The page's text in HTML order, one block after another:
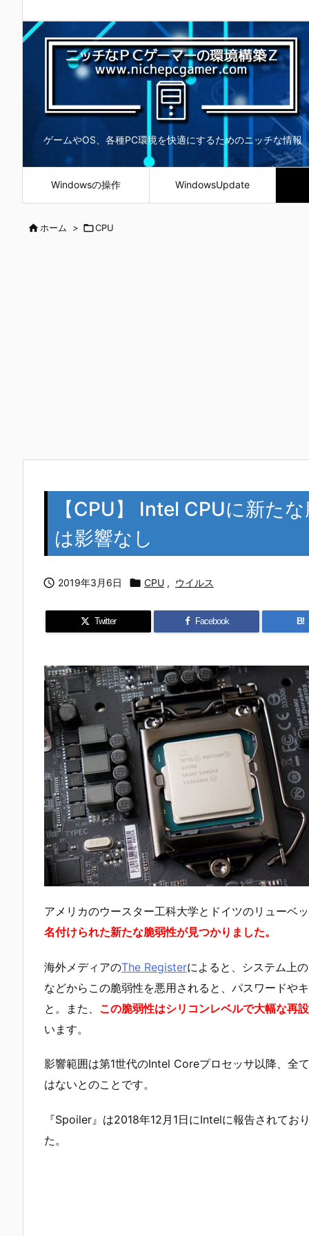
ゲームやOS、各種PC環境を快適にするためのニッチな情報
Windowsの操作 WindowsUpdate
ホーム > CPU
【CPU】 Intel CPUに新た
は影響なし
 2019年3月6日  CPU , ウイルス
Twitter Facebook B!
アメリカのウースター工科大学とドイツのリューベ
名付けられた新たな脆弱性が見つかりました。
海外メディアのThe Registerによると、システム上
などからこの脆弱性を悪用されると、パスワードや
と。また、 この脆弱性はシリコンレベルで大幅な再
います。
影響範囲は第1世代のIntel Coreプロセッサ以降、全
はないとのことです。
『Spoiler』は2018年12月1日にIntelに報告されてお
た。